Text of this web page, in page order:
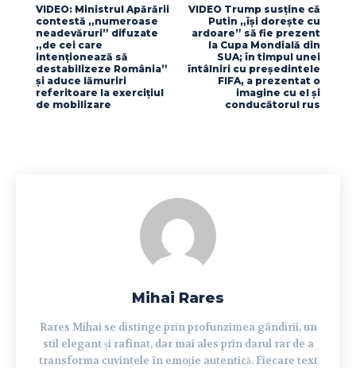
VIDEO: Ministrul Apărării
contestă „numeroase
neadevăruri” difuzate
„de cei care
intenționează să
destabilizeze România”
și aduce lămuriri
referitoare la exercițiul
de mobilizare
VIDEO Trump susține că
Putin „își dorește cu
ardoare” să fie prezent
la Cupa Mondială din
SUA; în timpul unei
întâlniri cu președintele
FIFA, a prezentat o
imagine cu el și
conducătorul rus
Mihai Rares
Rares Mihai se distinge prin profunzimea gândirii, un
stil elegant și rafinat, dar mai ales prin darul rar de a
transforma cuvintele în emoție autentică. Fiecare text